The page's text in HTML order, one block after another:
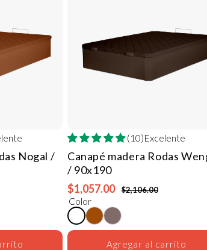
Nogal /
(10)Excelente
Canapé madera Rodas
/ 90x190
$1,057.00
$2,106.00
Color
Agregar al carrito